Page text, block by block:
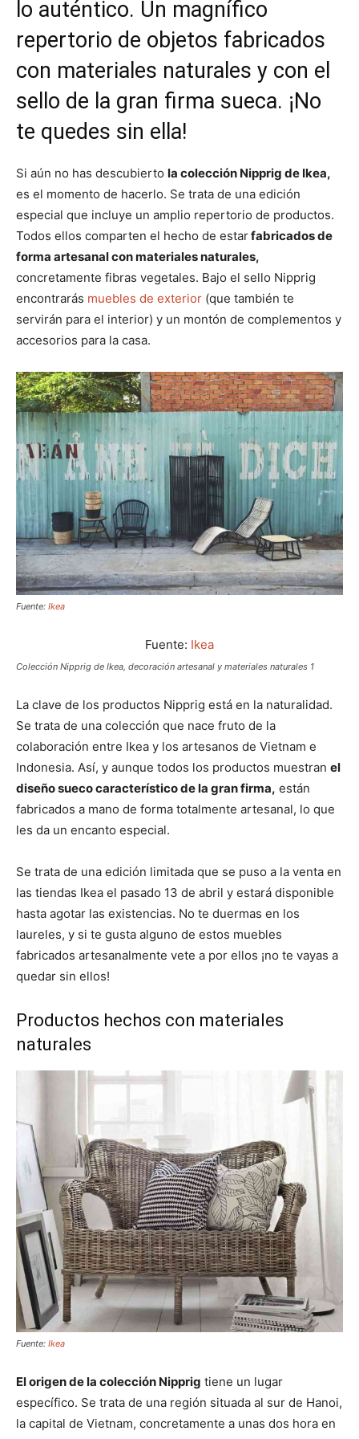
e
n
) e
n
e
n
e
n
lo auténtico. Un magnífico
repertorio de objetos fabricados
con materiales naturales y con el
sello de la gran firma sueca. ¡No
te quedes sin ella!
Si aún no has descubierto la colección Nipprig de Ikea,
es el momento de hacerlo. Se trata de una edición
especial que incluye un amplio repertorio de productos.
Todos ellos comparten el hecho de estarfabricados de
forma artesanal con materiales naturales,
concretamente fibras vegetales. Bajo el sello Nipprig
encontrarás muebles de exterior (que también te
servirán para el interior) y un montón de complementos y
accesorios para la casa.
Fuente: Ikea
Fuente: Ikea
Colección Nipprig de Ikea, decoración artesanal y materiales naturales 1
La clave de los productos Nipprig está en la naturalidad.
Se trata de una colección que nace fruto de la
colaboración entre Ikea y los artesanos de Vietnam e
Indonesia. Así, y aunque todos los productos muestran el
diseño sueco característico de la gran firma, están
fabricados a mano de forma totalmente artesanal, lo que
les da un encanto especial.
Se trata de una edición limitada que se puso a la venta en
las tiendas Ikea el pasado 13 de abril y estará disponible
hasta agotar las existencias. No te duermas en los
laureles, y si te gusta alguno de estos muebles
fabricados artesanalmente vete a por ellos ¡no te vayas a
quedar sin ellos!
Productos hechos con materiales
naturales
Fuente: Ikea
El origen de la colección Nipprig tiene un lugar
específico. Se trata de una región situada al sur de Hanoi,
la capital de Vietnam, concretamente a unas dos hora en